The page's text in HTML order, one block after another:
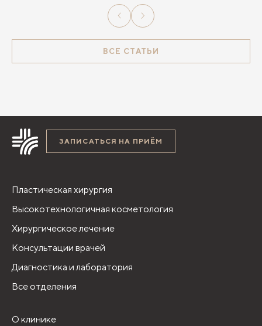
узлами в щитовидной железе. Как правило, в
группе риска оказываются женщины старше 50
ВСЕ СТАТЬИ
ЗАПИСАТЬСЯ НА ПРИЁМ
Пластическая хирургия
Высокотехнологичная косметология
Хирургическое лечение
Консультации врачей
Диагностика и лаборатория
Все отделения
О клинике